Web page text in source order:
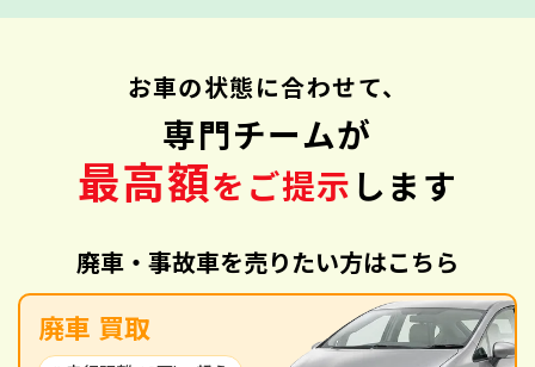
お車の状態に合わせて、
専門チームが
最高額をご提示 します
廃車・事故車を売りたい方はこちら
廃車 買取